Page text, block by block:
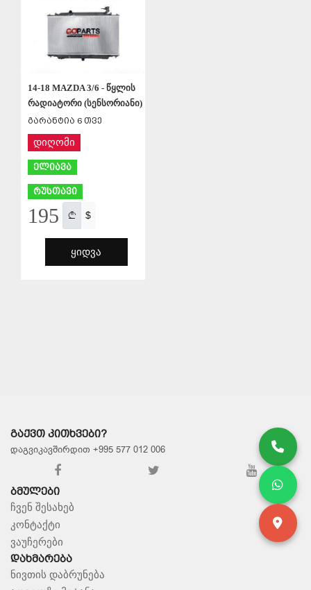
14-18 MAZDA 3/6 - წყლის
რადიატორი (სენსორიანი)
გარანტია 6 თვე
დიღომი
ელიავა
რუსთავი
195 $
ᲧᲘᲓᲕᲐ
ᲒᲐᲥᲕᲗ ᲙᲘᲗᲮᲕᲔᲑᲘ?
დაგვიკავშირდით +995 577 012 006
ᲑᲛᲣᲚᲔᲑᲘ
ჩვენ შესახებ
კონტაქტი
ვაუჩერები
ᲓᲐᲮᲛᲐᲠᲔᲑᲐ
ნივთის დაბრუნება